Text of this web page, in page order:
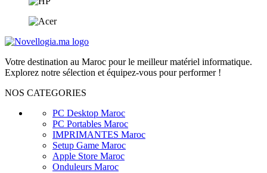
Votre destination au Maroc pour le meilleur matériel informatique.
Explorez notre sélection et équipez-vous pour performer !
NOS CATEGORIES
PC Desktop Maroc
PC Portables Maroc
IMPRIMANTES Maroc
Setup Game Maroc
Apple Store Maroc
Onduleurs Maroc